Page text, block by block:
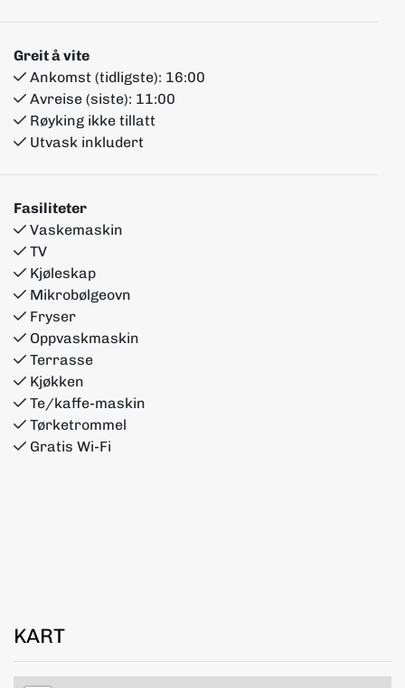
Greit å vite
Ankomst (tidligste): 16:00
Avreise (siste): 11:00
Røyking ikke tillatt
Utvask inkludert
Fasiliteter
Vaskemaskin
TV
Kjøleskap
Mikrobølgeovn
Fryser
Oppvaskmaskin
Terrasse
Kjøkken
Te/kaffe-maskin
Tørketrommel
Gratis Wi-Fi
KART